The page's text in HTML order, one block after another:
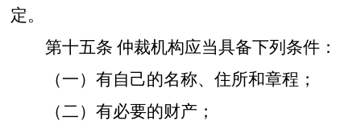
定。
第十五条 仲裁机构应当具备下列条件：
（一）有自己的名称、住所和章程；
（二）有必要的财产；